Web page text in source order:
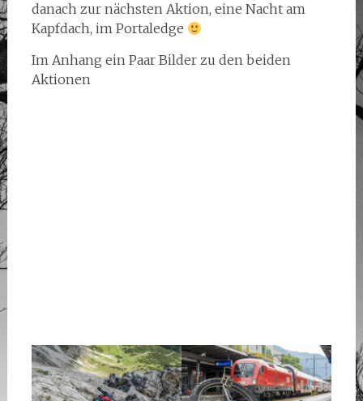
danach zur nächsten Aktion, eine Nacht am
Kapfdach, im Portaledge
Im Anhang ein Paar Bilder zu den beiden
Aktionen